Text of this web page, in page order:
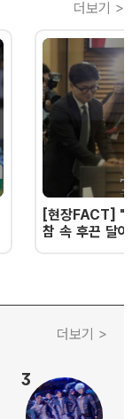
더보기 >
[현장FACT] "한
참 속 후끈 달아
더보기 >
3